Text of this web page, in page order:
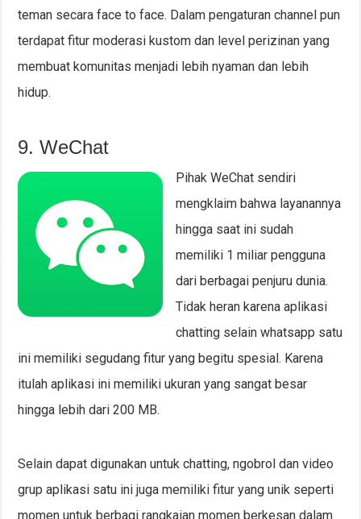
teman secara face to face. Dalam pengaturan channel pun
terdapat fitur moderasi kustom dan level perizinan yang
membuat komunitas menjadi lebih nyaman dan lebih
hidup.
9. WeChat
Pihak WeChat sendiri
mengklaim bahwa layanannya
hingga saat ini sudah
memiliki 1 miliar pengguna
dari berbagai penjuru dunia.
Tidak heran karena aplikasi
chatting selain whatsapp satu
ini memiliki segudang fitur yang begitu spesial. Karena
itulah aplikasi ini memiliki ukuran yang sangat besar
hingga lebih dari 200 MB.
Selain dapat digunakan untuk chatting, ngobrol dan video
grup aplikasi satu ini juga memiliki fitur yang unik seperti
momen untuk berbagi rangkaian momen berkesan dalam